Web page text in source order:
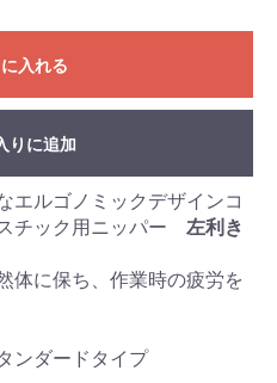
入れる
りに追加
エルゴノミックデザインコ
チック用ニッパー 左利き
体に保ち、作業時の疲労を
ンダードタイプ